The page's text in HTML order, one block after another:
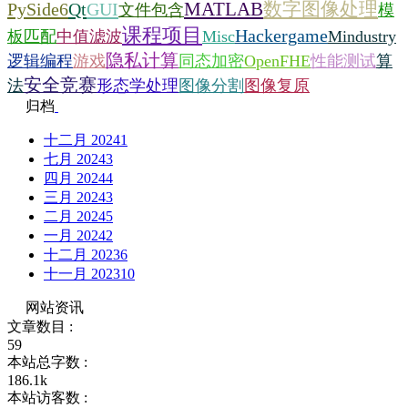
PySide6QtGUI文件包含MATLAB数字图像处理模
板匹配中值滤波课程项目 MiscHackergameMindustry
逻辑编程游戏 隐私计算同态加密OpenFHE性能测试算
法安全竞赛形态学处理图像分割 图像复原
归档
十二月 20241
七月 20243
四月 20244
三月 20243
二月 20245
一月 20242
十二月 20236
十一月 202310
网站资讯
文章数目 :
59
本站总字数 :
186.1k
本站访客数 :